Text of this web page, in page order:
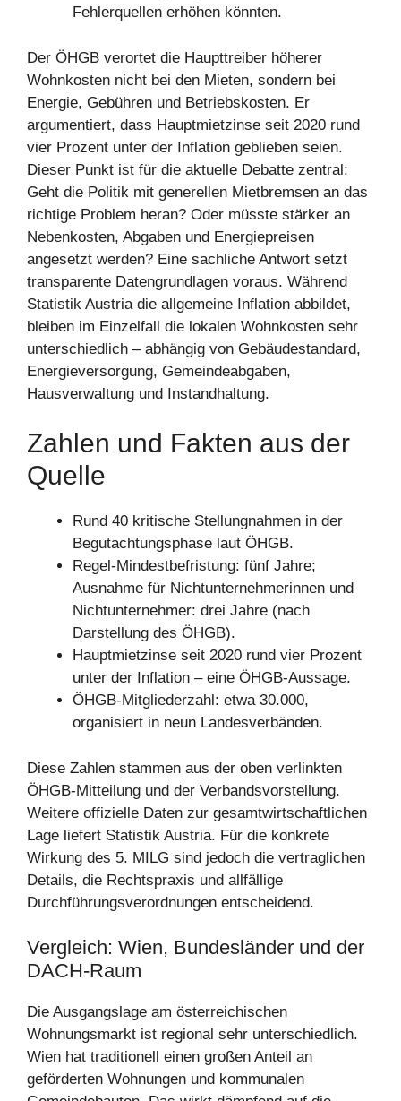
Fehlerquellen erhöhen könnten.
Der ÖHGB verortet die Haupttreiber höherer
Wohnkosten nicht bei den Mieten, sondern bei
Energie, Gebühren und Betriebskosten. Er
argumentiert, dass Hauptmietzinse seit 2020 rund
vier Prozent unter der Inflation geblieben seien.
Dieser Punkt ist für die aktuelle Debatte zentral:
Geht die Politik mit generellen Mietbremsen an das
richtige Problem heran? Oder müsste stärker an
Nebenkosten, Abgaben und Energiepreisen
angesetzt werden? Eine sachliche Antwort setzt
transparente Datengrundlagen voraus. Während
Statistik Austria die allgemeine Inflation abbildet,
bleiben im Einzelfall die lokalen Wohnkosten sehr
unterschiedlich – abhängig von Gebäudestandard,
Energieversorgung, Gemeindeabgaben,
Hausverwaltung und Instandhaltung.
Zahlen und Fakten aus der
Quelle
Rund 40 kritische Stellungnahmen in der
Begutachtungsphase laut ÖHGB.
Regel-Mindestbefristung: fünf Jahre;
Ausnahme für Nichtunternehmerinnen und
Nichtunternehmer: drei Jahre (nach
Darstellung des ÖHGB).
Hauptmietzinse seit 2020 rund vier Prozent
unter der Inflation – eine ÖHGB-Aussage.
ÖHGB-Mitgliederzahl: etwa 30.000,
organisiert in neun Landesverbänden.
Diese Zahlen stammen aus der oben verlinkten
ÖHGB-Mitteilung und der Verbandsvorstellung.
Weitere offizielle Daten zur gesamtwirtschaftlichen
Lage liefert Statistik Austria. Für die konkrete
Wirkung des 5. MILG sind jedoch die vertraglichen
Details, die Rechtspraxis und allfällige
Durchführungsverordnungen entscheidend.
Vergleich: Wien, Bundesländer und der
DACH-Raum
Die Ausgangslage am österreichischen
Wohnungsmarkt ist regional sehr unterschiedlich.
Wien hat traditionell einen großen Anteil an
geförderten Wohnungen und kommunalen